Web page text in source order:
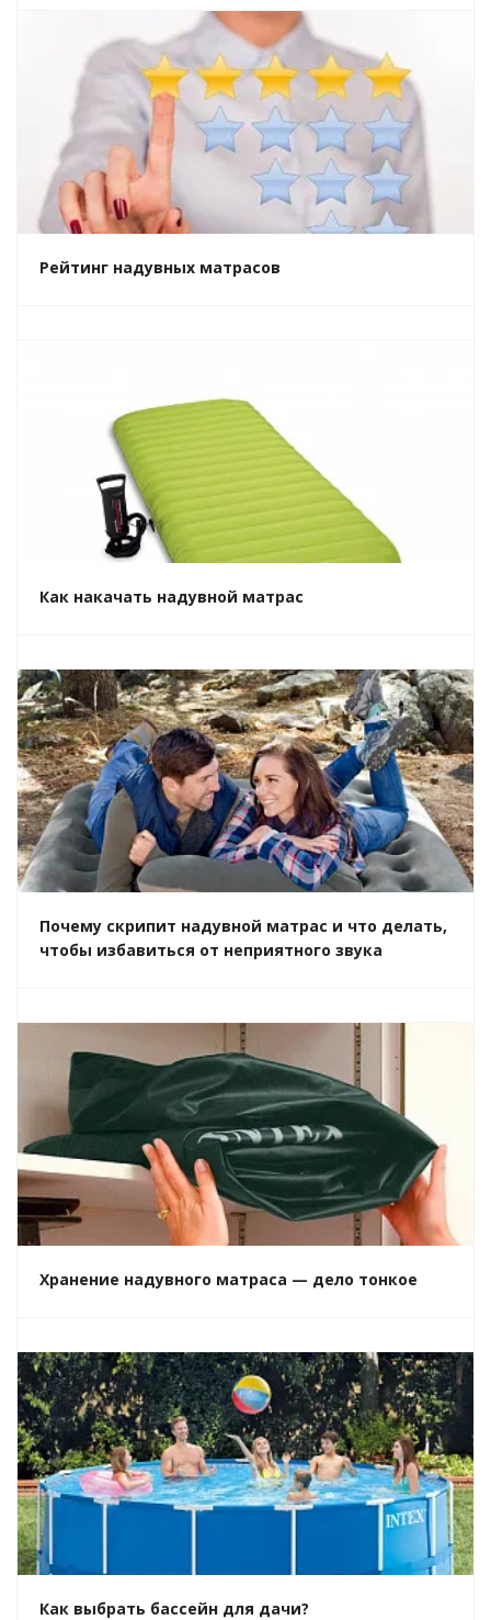
Рейтинг надувных матрасов
Как накачать надувной матрас
Почему скрипит надувной матрас и что делать,
чтобы избавиться от неприятного звука
Хранение надувного матраса — дело тонкое
Как выбрать бассейн для дачи?